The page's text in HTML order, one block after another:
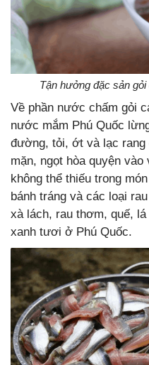
Tận hưởng đặc sản
Về phần nước chấm gỏi
nước mắm Phú Quốc
đường, tỏi, ớt và lạc rang
mặn, ngọt hòa quyện
không thể thiếu trong
bánh tráng và các loại
xà lách, rau thơm, quế,
xanh tươi ở Phú Quốc.